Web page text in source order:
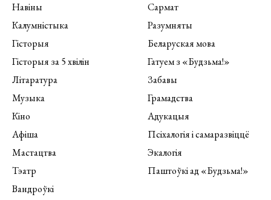
Навіны
Калумністыка
Гісторыя
Гісторыя за 5 хвілін
Літаратура
Музыка
Кіно
Афіша
Мастацтва
Тэатр
Вандроўкі
Сармат
Разумняты
Беларуская мова
Гатуем з «Будзьма!»
Забавы
Грамадства
Адукацыя
Псіхалогія і самаразвіццё
Экалогія
Паштоўкі ад «Будзьма!»